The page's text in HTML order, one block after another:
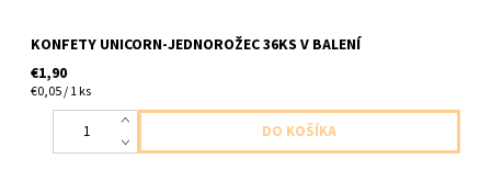
KONFETY UNICORN-JEDNOROŽEC 36KS V BALENÍ
€1,90
€0,05 / 1 ks